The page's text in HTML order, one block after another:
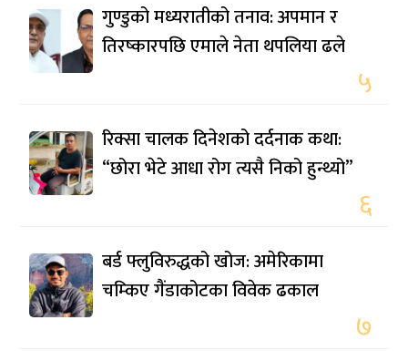
गुण्डुको मध्यरातीको तनाव: अपमान र
तिरष्कारपछि एमाले नेता थपलिया ढले
५
रिक्सा चालक दिनेशको दर्दनाक कथा:
“छोरा भेटे आधा रोग त्यसै निको हुन्थ्यो”
६
बर्ड फ्लुविरुद्धको खोज: अमेरिकामा
चम्किए गैंडाकोटका विवेक ढकाल
७